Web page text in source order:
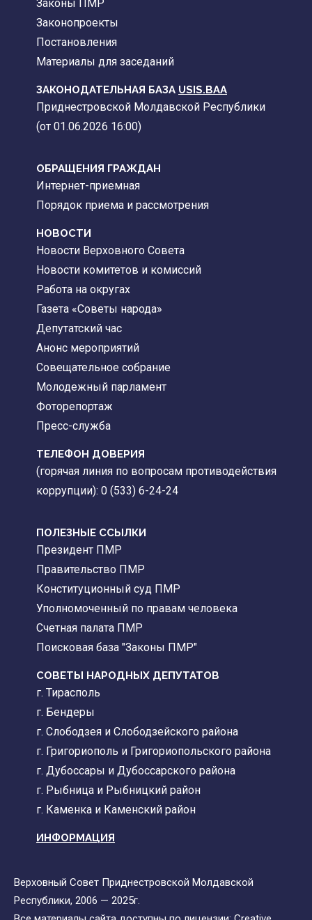
Законы ПМР
Законопроекты
Постановления
Материалы для заседаний
ЗАКОНОДАТЕЛЬНАЯ БАЗА USIS.BAA
Приднестровской Молдавской Республики
(от 01.06.2026 16:00)
ОБРАЩЕНИЯ ГРАЖДАН
Интернет-приемная
Порядок приема и рассмотрения
НОВОСТИ
Новости Верховного Совета
Новости комитетов и комиссий
Работа на округах
Газета «Советы народа»
Депутатский час
Анонс мероприятий
Совещательное собрание
Молодежный парламент
Фоторепортаж
Пресс-служба
ТЕЛЕФОН ДОВЕРИЯ
(горячая линия по вопросам противодействия
коррупции): 0 (533) 6-24-24
ПОЛЕЗНЫЕ ССЫЛКИ
Президент ПМР
Правительство ПМР
Конституционный суд ПМР
Уполномоченный по правам человека
Счетная палата ПМР
Поисковая база "Законы ПМР"
СОВЕТЫ НАРОДНЫХ ДЕПУТАТОВ
г. Тирасполь
г. Бендеры
г. Слободзея и Слободзейского района
г. Григориополь и Григориопольского района
г. Дубоссары и Дубоссарского района
г. Рыбница и Рыбницкий район
г. Каменка и Каменский район
ИНФОРМАЦИЯ
Верховный Совет Приднестровской Молдавской
Республики, 2006 — 2025г.